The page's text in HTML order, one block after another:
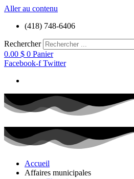
Aller au contenu
(418) 748-6406
Rechercher
0.00 $ 0 Panier
Facebook-f Twitter
Accueil
Affaires municipales